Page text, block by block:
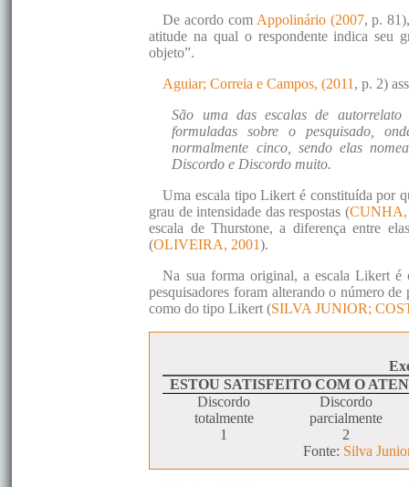
De acordo com Appolinário (2007, p.
atitude na qual o respondente indica seu
objeto”.
Aguiar; Correia e Campos, (2011 , p. 2)
São uma das escalas de
formuladas sobre o pesquisado,
normalmente cinco, sendo elas
Discordo e Discordo muito.
Uma escala tipo Likert é constituída por
grau de intensidade das respostas (CUNHA,
escala de Thurstone, a diferença entre
(OLIVEIRA, 2001).
Na sua forma original, a escala Likert é
pesquisadores foram alterando o número
como do tipo Likert (SILVA JUNIOR;
ESTOU SATISFEITO COM O
Discordo
totalmente
Discordo
parcialmente
1
2
Fonte: Silva